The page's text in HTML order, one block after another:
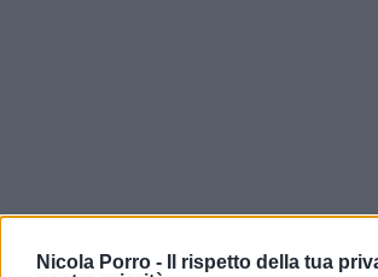
Nicola Porro -
Il rispetto della tua